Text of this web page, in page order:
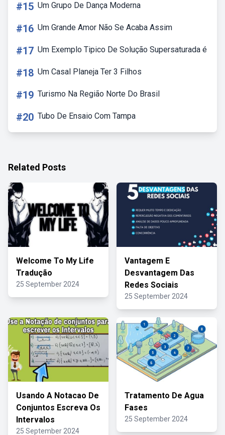
#15 Um Grupo De Dança Moderna
#16 Um Grande Amor Não Se Acaba Assim
#17 Um Exemplo Tipico De Solução Supersaturada é
#18 Um Casal Planeja Ter 3 Filhos
#19 Turismo Na Região Norte Do Brasil
#20 Tubo De Ensaio Com Tampa
Related Posts
Welcome To My Life
Tradução
25 September 2024
Vantagem E
Desvantagem Das
Redes Sociais
25 September 2024
Usando A Notacao De
Conjuntos Escreva Os
Intervalos
25 September 2024
Tratamento De Agua
Fases
25 September 2024